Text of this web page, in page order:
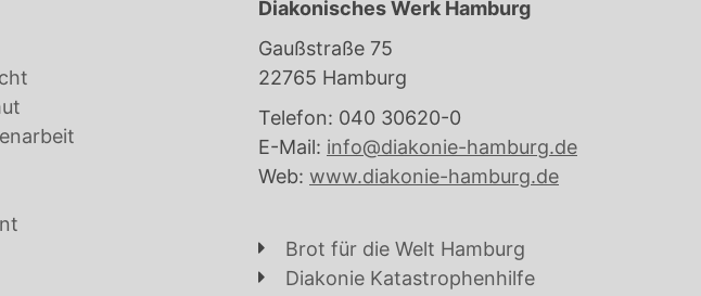
Diakonisches Werk Hamburg
Gaußstraße 75
22765 Hamburg
Telefon: 040 30620-0
E-Mail: info@diakonie-hamburg.de
Web: www.diakonie-hamburg.de
Brot für die Welt Hamburg
Diakonie Katastrophenhilfe